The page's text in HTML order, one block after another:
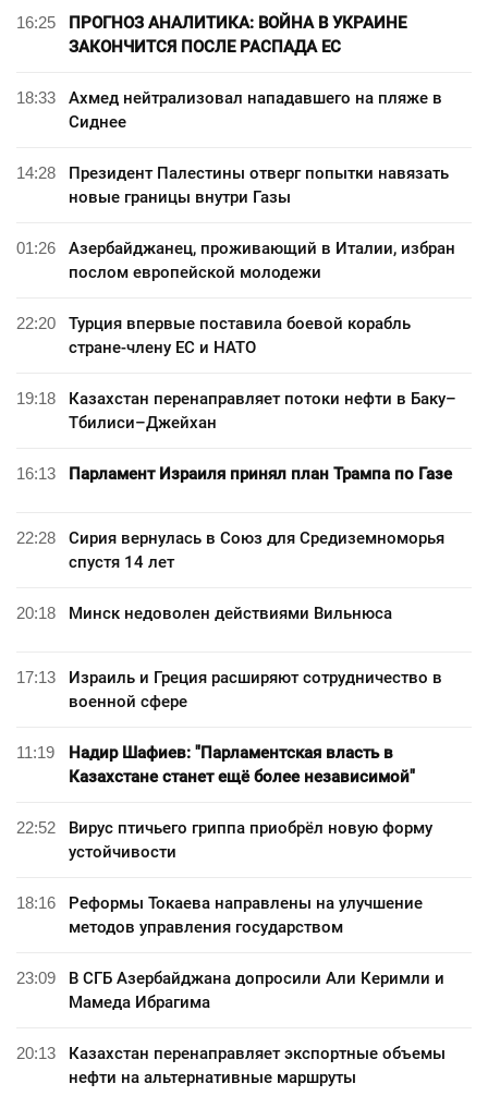
16:25
ПРОГНОЗ АНАЛИТИКА: ВОЙНА В УКРАИНЕ
ЗАКОНЧИТСЯ ПОСЛЕ РАСПАДА ЕС
18:33
Ахмед нейтрализовал нападавшего на пляже в
Сиднее
14:28
Президент Палестины отверг попытки навязать
новые границы внутри Газы
01:26
Азербайджанец, проживающий в Италии, избран
послом европейской молодежи
22:20
Турция впервые поставила боевой корабль
стране-члену ЕС и НАТО
19:18
Казахстан перенаправляет потоки нефти в Баку–
Тбилиси–Джейхан
16:13 Парламент Израиля принял план Трампа по Газе
22:28
Сирия вернулась в Союз для Средиземноморья
спустя 14 лет
20:18 Минск недоволен действиями Вильнюса
17:13
Израиль и Греция расширяют сотрудничество в
военной сфере
11:19
Надир Шафиев: "Парламентская власть в
Казахстане станет ещё более независимой"
22:52
Вирус птичьего гриппа приобрёл новую форму
устойчивости
18:16
Реформы Токаева направлены на улучшение
методов управления государством
23:09
В СГБ Азербайджана допросили Али Керимли и
Мамеда Ибрагима
20:13
Казахстан перенаправляет экспортные объемы
нефти на альтернативные маршруты